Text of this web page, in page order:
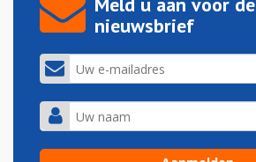
nieuwsbrief